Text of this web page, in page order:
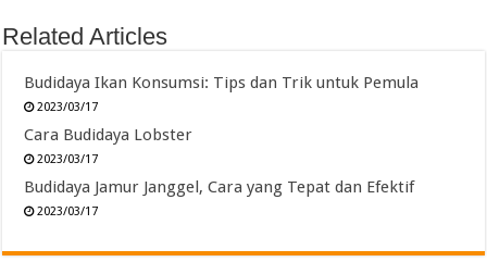
Related Articles
Budidaya Ikan Konsumsi: Tips dan Trik untuk Pemula
2023/03/17
Cara Budidaya Lobster
2023/03/17
Budidaya Jamur Janggel, Cara yang Tepat dan Efektif
2023/03/17